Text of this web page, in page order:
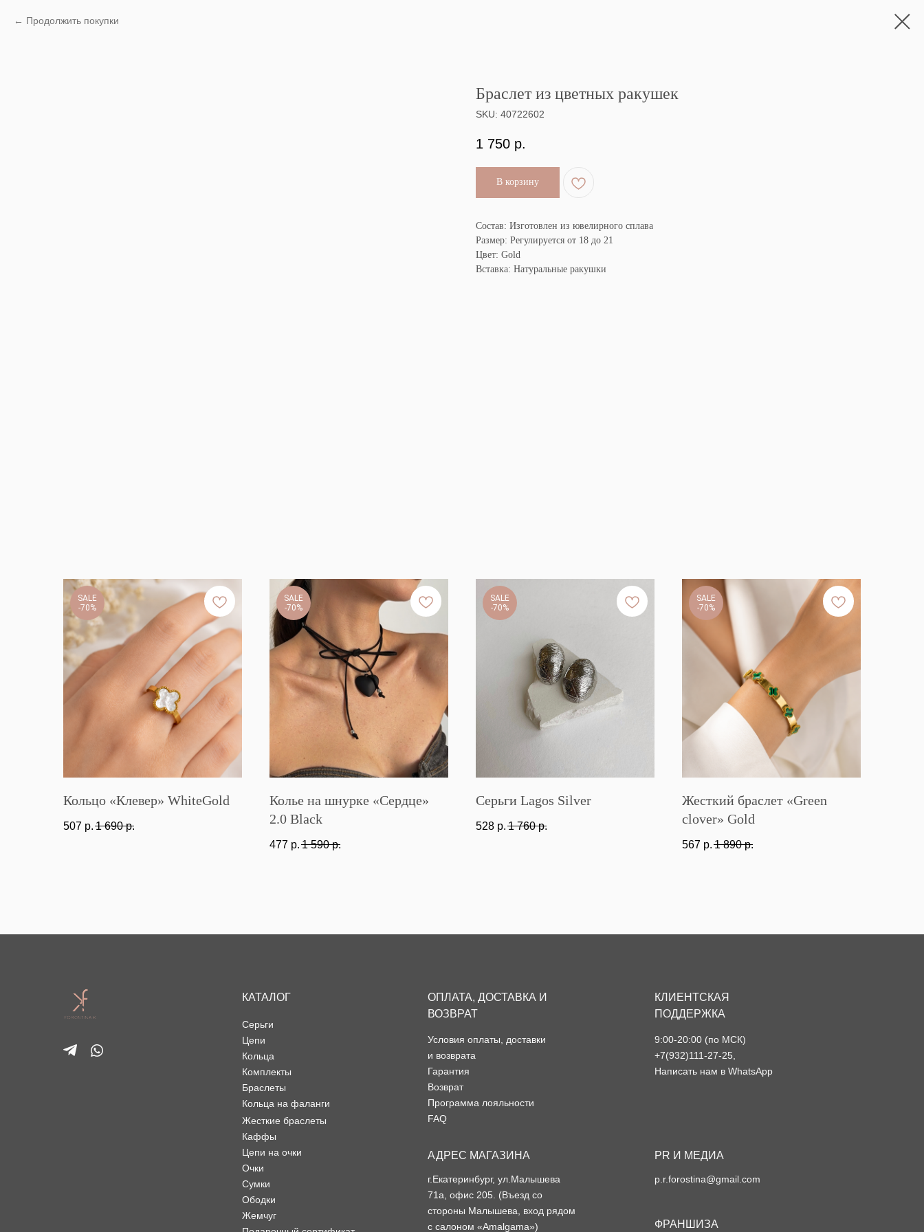
Продолжить покупки
Браслет из цветных ракушек
SKU: 40722602
1 750 р.
В корзину
Состав: Изготовлен из ювелирного сплава
Размер: Регулируется от 18 до 21
Цвет: Gold
Вставка: Натуральные ракушки
SALE
-70%
Кольцо «Клевер» WhiteGold
507 р. 1 690 р.
SALE
-70%
Колье на шнурке «Сердце»
2.0 Black
477 р. 1 590 р.
SALE
-70%
Серьги Lagos Silver
528 р. 1 760 р.
SALE
-70%
Жесткий браслет «Green
clover» Gold
567 р. 1 890 р.
Серьги
Цепи
Кольца
Комплекты
Браслеты
Кольца на фаланги
Условия оплаты, доставки
и возврата
Гарантия
Возврат
Программа лояльности
FAQ
КАТАЛОГ
ОПЛАТА, ДОСТАВКА И
ВОЗВРАТ
КЛИЕНТСКАЯ
ПОДДЕРЖКА
Жесткие браслеты
Каффы
Цепи на очки
Очки
Сумки
Ободки
Жемчуг
АДРЕС МАГАЗИНА
г.Екатеринбург, ул.Малышева
71а, офис 205. (Въезд со
стороны Малышева, вход рядом
с салоном «Amalgama»)
9:00-20:00 (по МСК)
+7(932)111-27-25
Написать нам в WhatsApp
PR И МЕДИА
p.r.forostina@gmail.com
ФРАНШИЗА